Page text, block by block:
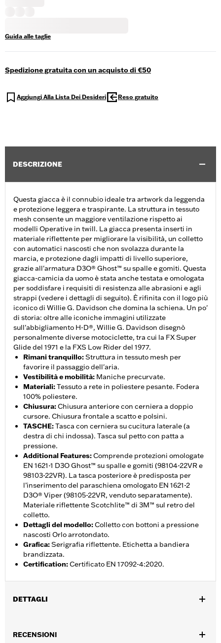
Guida alle taglie
Spedizione gratuita con un acquisto di €50
Aggiungi Alla Lista Dei Desideri Reso gratuito
DESCRIZIONE
Questa giacca è il connubio ideale tra artwork da leggenda
e protezione leggera e traspirante. La struttura in tessuto
mesh consente un maggiore ventilazione rispetto ai
modelli Operative in twill. La giacca presenta inserti in
materiale riflettente per migliorare la visibilità, un colletto
con automatici nascosti che non svolazza durante la
marcia, e protezione dagli impatti di livello superiore,
grazie all'armatura D3O® Ghost™ su spalle e gomiti. Questa
giacca-camicia da uomo è stata anche testata e omologata
per soddisfare i requisiti di resistenza alle abrasioni e agli
strappi (vedere i dettagli di seguito). È rifinita con il logo più
iconico di Willie G. Davidson che domina la schiena. Un po'
di storia: oltre alle iconiche immagini utilizzate
sull'abbigliamento H-D®, Willie G. Davidson disegnò
personalmente diverse motociclette, tra cui la FX Super
Glide del 1971 e la FXS Low Rider del 1977.
Rimani tranquillo:Struttura in tessuto mesh per
favorire il passaggio dell'aria.
Vestibilità e mobilità: Maniche precurvate.
Materiali:Tessuto a rete in poliestere pesante. Fodera
100% poliestere.
Chiusura:Chiusura anteriore con cerniera a doppio
cursore. Chiusura frontale a scatto e polsini.
TASCHE:Tasca con cerniera su cucitura laterale (a
destra di chi indossa). Tasca sul petto con patta a
pressione.
Additional Features:Comprende protezioni omologate
EN 1621-1 D3O Ghost™ su spalle e gomiti (98104-22VR e
98103-22VR). La tasca posteriore è predisposta per
l’inserimento del paraschiena omologato EN 1621-2
D3O® Viper (98105-22VR, venduto separatamente).
Materiale riflettente Scotchlite™ di 3M™ sul retro del
colletto.
Dettagli del modello:Colletto con bottoni a pressione
nascosti Orlo arrotondato.
Grafica:Serigrafia riflettente. Etichetta a bandiera
brandizzata.
Certification:Certificato EN 17092-4:2020.
DETTAGLI
Collezione:Willie G Skull
RECENSIONI